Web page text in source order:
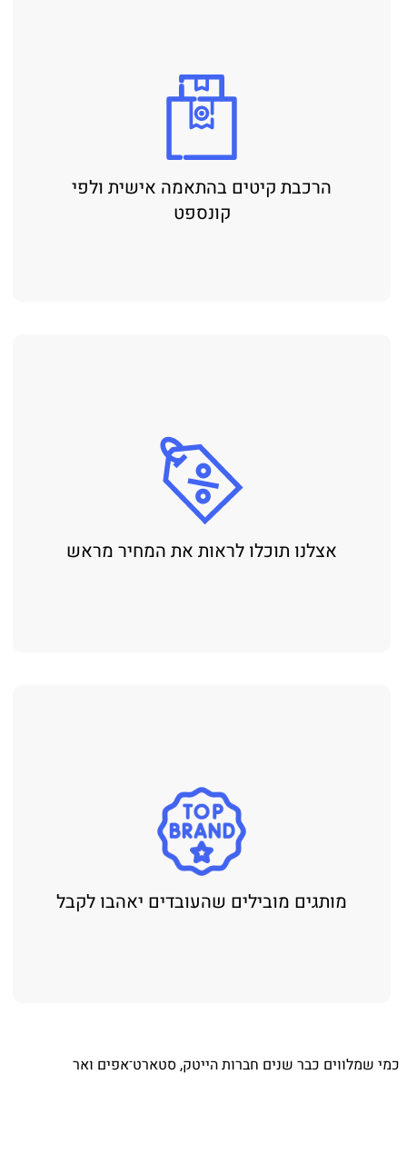
הרכבת קיטים בהתאמה אישית ולפי
קונספט
אצלנו תוכלו לראות את המחיר מראש
מותגים מובילים שהעובדים יאהבו לקבל
שמלווים כבר שנים חברות הייטק, סטארט־אפים ואר